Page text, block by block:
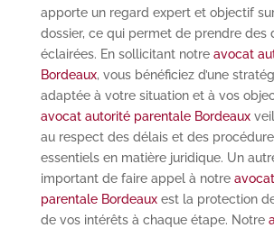
apporte un regard expert et objectif
dossier, ce qui permet de prendre des
éclairées. En sollicitant notre avocat
Bordeaux, vous bénéficiez d’une
adaptée à votre situation et à vos
avocat autorité parentale Bordeaux
au respect des délais et des
essentiels en matière juridique. Un
important de faire appel à notre
parentale Bordeauxest la protection
de vos intérêts à chaque étape. Notre